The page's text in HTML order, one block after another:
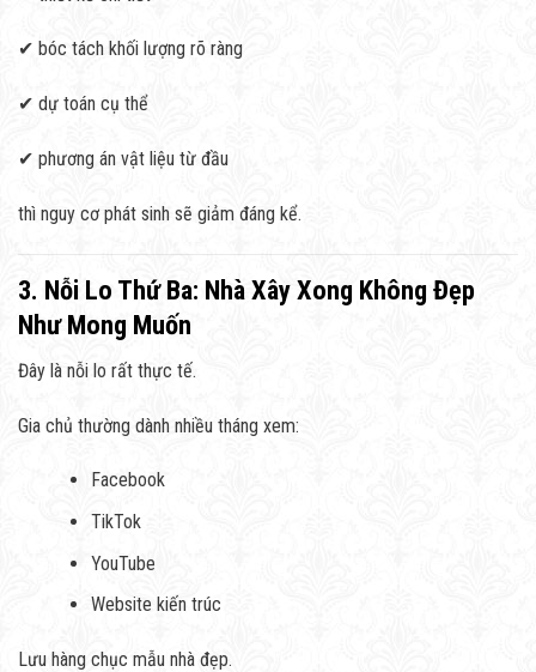
✔ bóc tách khối lượng rõ ràng
✔ dự toán cụ thể
✔ phương án vật liệu từ đầu
thì nguy cơ phát sinh sẽ giảm đáng kể.
3. Nỗi Lo Thứ Ba: Nhà Xây Xong Không Đẹp
Như Mong Muốn
Đây là nỗi lo rất thực tế.
Gia chủ thường dành nhiều tháng xem:
Facebook
TikTok
YouTube
Website kiến trúc
Lưu hàng chục mẫu nhà đẹp.